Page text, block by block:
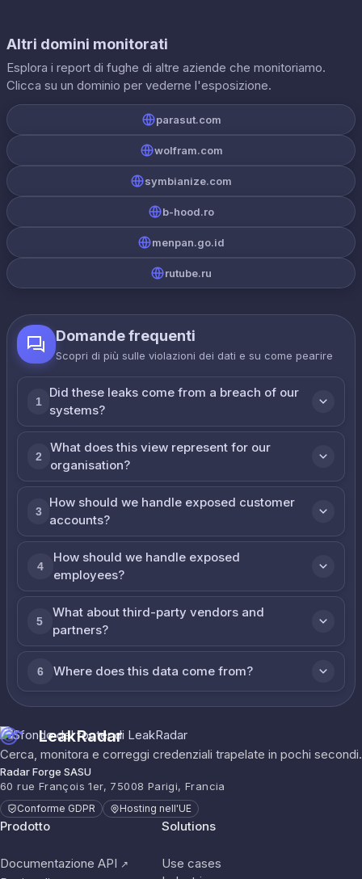
Altri domini monitorati
Esplora i report di fughe di altre aziende che monitoriamo.
Clicca su un dominio per vederne l'esposizione.
parasut.com
wolfram.com
symbianize.com
b-hood.ro
menpan.go.id
rutube.ru
Domande frequenti
Scopri di più sulle violazioni dei dati e su come реагire
1
Did these leaks come from a breach of our
systems?
2
What does this view represent for our
organisation?
3
How should we handle exposed customer
accounts?
4
How should we handle exposed
employees?
5
What about third-party vendors and
partners?
6 Where does this data come from?
LeakRadar
Cerca, monitora e correggi credenziali trapelate in pochi secondi.
Radar Forge SASU
60 rue François 1er, 75008 Parigi, Francia
Conforme GDPR Hosting nell'UE
Prodotto
Documentazione API ↗
Solutions
Use cases